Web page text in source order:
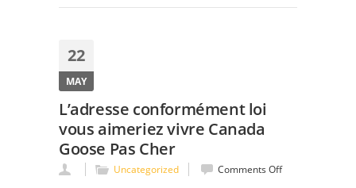
22
MAY
L’adresse conformément loi
vous aimeriez vivre Canada
Goose Pas Cher
Uncategorized Comments Offon